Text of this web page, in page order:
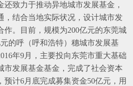
还致力于推动异地城市发展基金，
，结合当地实际状况，设计城市发
作。目前，规模为200亿元的东莞城
的呼（呼和浩特）穗城市发展基
年9月，主要投向东莞市重大基础
市发展基金基金，完成了社会资本
预计6月底完成募集资金50亿元，用